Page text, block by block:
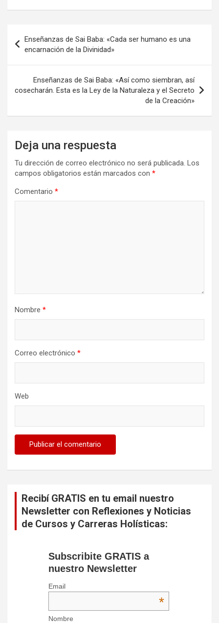
de
entradas
Enseñanzas de Sai Baba: «Cada ser humano es una
encarnación de la Divinidad»
Enseñanzas de Sai Baba: «Así como siembran, así
cosecharán. Esta es la Ley de la Naturaleza y el Secreto
de la Creación»
Deja una respuesta
Tu dirección de correo electrónico no será publicada. Los
campos obligatorios están marcados con *
Comentario *
Nombre *
Correo electrónico *
Web
Recibí GRATIS en tu email nuestro
Newsletter con Reflexiones y Noticias
de Cursos y Carreras Holísticas:
Subscribite GRATIS a
nuestro Newsletter
Email
*
Nombre